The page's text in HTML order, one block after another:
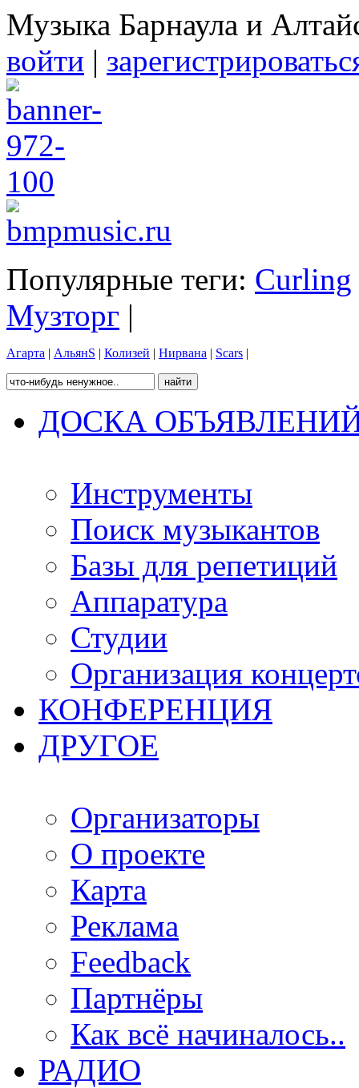
Музыка Барнаула и
войти |
Популярные теги: Curling
Музторг |
Агарта | АльянS | Колизей | Нирвана | Scars |
ДОСКА
Инструменты
Поиск музыкантов
Базы для репетиций
Аппаратура
Студии
Организация
КОНФЕРЕНЦИЯ
ДРУГОЕ
Организаторы
О проекте
Карта
Реклама
Feedback
Партнёры
Как всё начиналось..
РАДИО